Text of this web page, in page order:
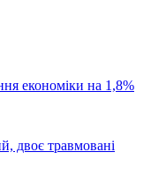
економіки на 1,8%
двоє травмовані